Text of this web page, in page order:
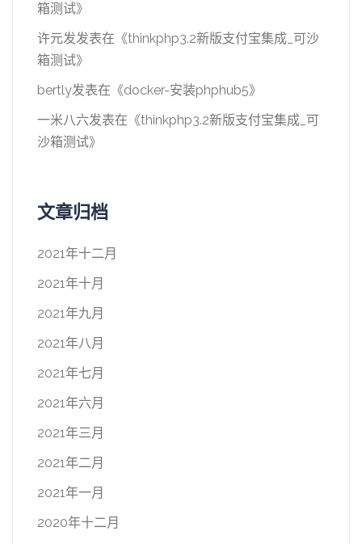
箱测试》
许元发发表在《thinkphp3.2新版支付宝集成_可沙
箱测试》
bertly发表在《docker-安装phphub5》
一米八六发表在《thinkphp3.2新版支付宝集成_可
沙箱测试》
文章归档
2021年十二月
2021年十月
2021年九月
2021年八月
2021年七月
2021年六月
2021年三月
2021年二月
2021年一月
2020年十二月